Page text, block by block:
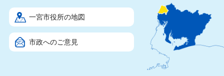
一宮市役所の地図
市政へのご意見